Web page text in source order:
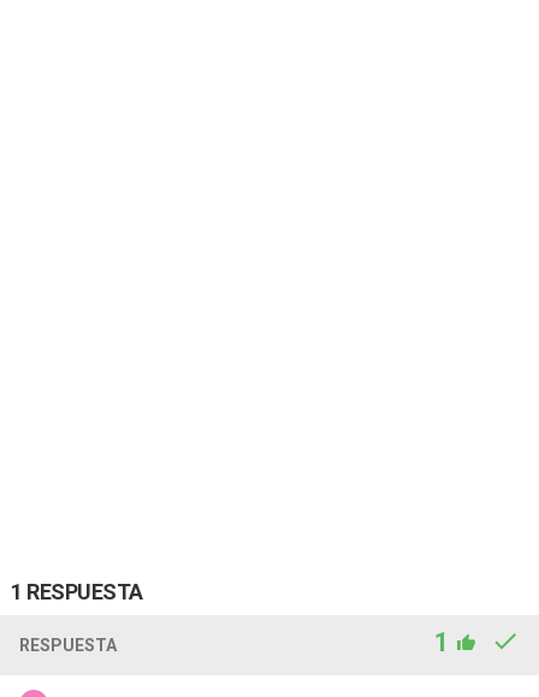
1 RESPUESTA
RESPUESTA 1